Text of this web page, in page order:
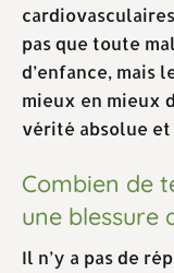
pas que toute
d’enfance, mais
mieux en mieux
vérité absolue
Combien de
une blessure
Il n’y a pas de